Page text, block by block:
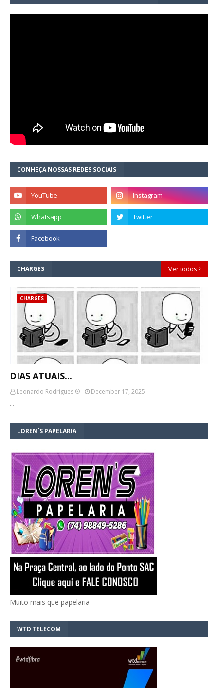
CONHEÇA NOSSAS REDES SOCIAIS
CHARGES Ver todos
CHARGES
DIAS ATUAIS...
Leonardo Rodrigues ®
December 17, 2025
…
LOREN´S PAPELARIA
Muito mais que papelaria
WTD TELECOM